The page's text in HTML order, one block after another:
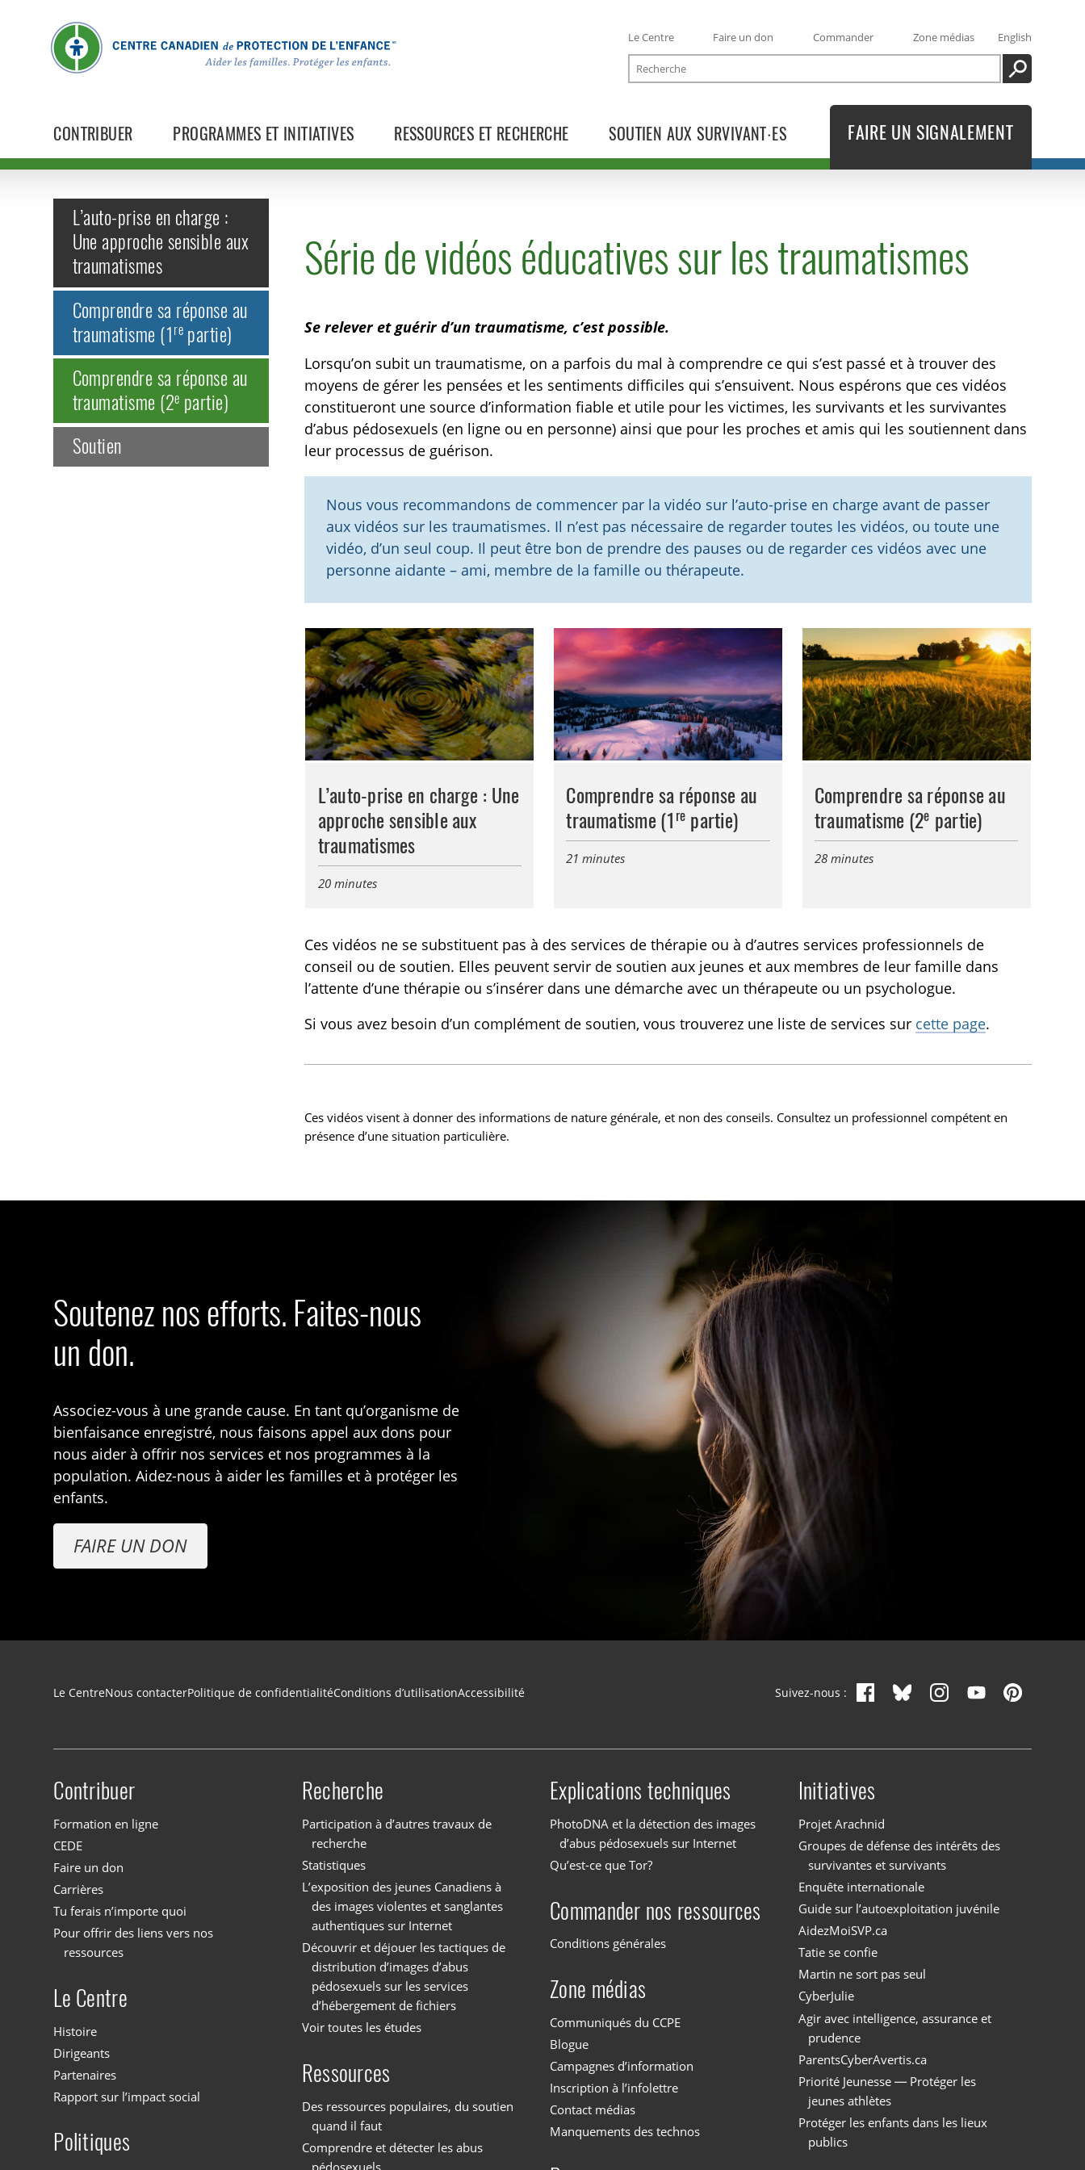
CONTRIBUER PROGRAMMES ET INITIATIVES RESSOURCES ET RECHERCHE SOUTIEN AUX SURVIVANT·ES
Le Centre Faire un don Commander Zone médias
English
Recherche
RECHERCHE
FAIRE UN SIGNALEMENT
L’auto-prise en charge :
Une approche sensible aux
traumatismes
Comprendre sa réponse au
traumatisme (1re partie)
Comprendre sa réponse au
traumatisme (2e partie)
Soutien
Série de vidéos éducatives sur les traumatismes
Se relever et guérir d’un traumatisme, c’est possible.
Lorsqu’on subit un traumatisme, on a parfois du mal à comprendre ce qui s’est passé et à trouver des
moyens de gérer les pensées et les sentiments difficiles qui s’ensuivent. Nous espérons que ces vidéos
constitueront une source d’information fiable et utile pour les victimes, les survivants et les survivantes
d’abus pédosexuels (en ligne ou en personne) ainsi que pour les proches et amis qui les soutiennent dans
leur processus de guérison.
Nous vous recommandons de commencer par la vidéo sur l’auto-prise en charge avant de passer
aux vidéos sur les traumatismes. Il n’est pas nécessaire de regarder toutes les vidéos, ou toute une
vidéo, d’un seul coup. Il peut être bon de prendre des pauses ou de regarder ces vidéos avec une
personne aidante – ami, membre de la famille ou thérapeute.
L’auto-prise en charge : Une
approche sensible aux
traumatismes
20 minutes
Comprendre sa réponse au
traumatisme (1 re partie)
21 minutes
Comprendre sa réponse au
traumatisme (2e partie)
28 minutes
Ces vidéos ne se substituent pas à des services de thérapie ou à d’autres services professionnels de
conseil ou de soutien. Elles peuvent servir de soutien aux jeunes et aux membres de leur famille dans
l’attente d’une thérapie ou s’insérer dans une démarche avec un thérapeute ou un psychologue.
Si vous avez besoin d’un complément de soutien, vous trouverez une liste de services sur cette page.
Ces vidéos visent à donner des informations de nature générale, et non des conseils. Consultez un professionnel compétent en
présence d’une situation particulière.
Soutenez nos efforts. Faites-nous
un don.
Associez-vous à une grande cause. En tant qu’organisme de
bienfaisance enregistré, nous faisons appel aux dons pour
nous aider à offrir nos services et nos programmes à la
population. Aidez-nous à aider les familles et à protéger les
enfants.
FAIRE UN DON
Navigation du pied de page
Le CentreNous contacterPolitique de confidentialitéConditions d’utilisationAccessibilité Suivez-nous :
Site menu
Contribuer
Formation en ligne
CEDE
Faire un don
Carrières
Tu ferais n’importe quoi
Pour offrir des liens vers nos
ressources
Le Centre
Histoire
Dirigeants
Partenaires
Rapport sur l’impact social
Politiques
Recherche
Participation à d’autres travaux de
recherche
Statistiques
L’exposition des jeunes Canadiens à
des images violentes et sanglantes
authentiques sur Internet
Découvrir et déjouer les tactiques de
distribution d’images d’abus
pédosexuels sur les services
d’hébergement de fichiers
Voir toutes les études
Ressources
Des ressources populaires, du soutien
quand il faut
Comprendre et détecter les abus
pédosexuels
Explications techniques
PhotoDNA et la détection des images
d’abus pédosexuels sur Internet
Qu’est-ce que Tor?
Commander nos ressources
Conditions générales
Zone médias
Communiqués du CCPE
Blogue
Campagnes d’information
Inscription à l’infolettre
Contact médias
Manquements des technos
Initiatives
Projet Arachnid
Groupes de défense des intérêts des
survivantes et survivants
Enquête internationale
Guide sur l’autoexploitation juvénile
AidezMoiSVP.ca
Tatie se confie
Martin ne sort pas seul
CyberJulie
Agir avec intelligence, assurance et
prudence
ParentsCyberAvertis.ca
Priorité Jeunesse — Protéger les
jeunes athlètes
Protéger les enfants dans les lieux
publics